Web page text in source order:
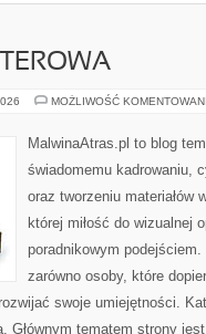
MOŻLIWOŚĆ
MalwinaAtras.pl to blog
świadomemu kadrowaniu,
oraz tworzeniu materiałów
której miłość do wizualnej
poradnikowym
zarówno osoby, które
swoje umiejętności.
Głównym tematem strony